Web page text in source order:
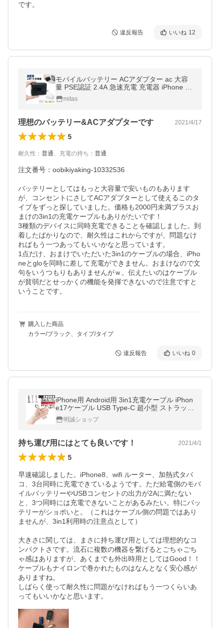
です。
違反報告 いいね 12
モバイルバッテリー ACアダプター ac 大容
量 PSE認証 2.4A 急速充電 充電器 iPhone A
C充電器 mitas
mitas
理想のバッテリー&ACアダプターです 2021/4/17
5
耐久性 ： 普通、 充電の持ち ： 普通
注文番号：oobikiyaking-10332536
バッテリーとしてはもっと大容量で安いものもあります
が、コンセントにさしてACアダプターとして使えるこのタ
イプをずっと探していました。価格も2000円未満プラスお
まけの3in1の充電ケーブルもありがたいです！
3種類のデバイスに同時充電できることを確認しました。到
着したばかりなので、耐久性はこれからですが、問題なけ
ればもう一つあってもいいかなと思っています。
1点だけ、おまけでいただいた3in1のケーブルの場合、iPho
neとgloを同時に差して充電ができません。おまけなので文
句をいうつもりもありませんがｗ。伝えたいのはケーブル
が貧弱だとせっかくの機能を発揮できないので注意ですと
いうことです。
購入した商品
カラー/ブラック、タイプ/タイプ
違反報告 いいね 0
iPhone用 Android用 3in1充電ケーブル iPhon
e17ケーブル USB Type-C 超小型 ストラップ
式 急速充電 Type-C micro USBケーブル【PL
保険加入済み製品・安心】
明誠ショップ
持ち運び用にはとても良いです！ 2021/4/1
5
早速確認しました。iPhone8、wifi ルーター、加熱式タバ
コ、3台同時に充電できているようです。ただ給電側のモバ
イルバッテリーやUSBコンセントの出力が2Aに満たない
と、3つ同時には充電できないことがあるみたい。特にバッ
テリーがショボいと。（これはケーブル側の問題ではあり
ませんが、3in1利用時の注意点として）
大きさに関しては、まさに持ち運び用としては理想的なコ
ンパクトさです。流石に複数の機器を繋げるとごちゃごち
ゃ感はありますが、あくまでも外出時用としてはGood！！
ケーブルもナイロンで巻かれたものはなんとなく安心感が
ありますね。
しばらく使って耐久性に問題がなければもう一つくらいあ
ってもいいかなと思います。